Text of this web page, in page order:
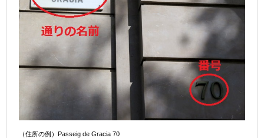
（住所の例）Passeig de Gracia 70